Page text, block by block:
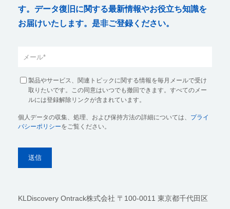
す。データ復旧に関する最新情報やお役立ち知識を
お届けいたします。是非ご登録ください。
製品やサービス、関連トピックに関する情報を毎月メールで受け
取りたいです。この同意はいつでも撤回できます。すべてのメー
ルには登録解除リンクが含まれています。
個人データの収集、処理、および保持方法の詳細については、 プライ
バシーポリシーをご覧ください。
KLDiscovery Ontrack株式会社 〒100-0011 東京都千代田区